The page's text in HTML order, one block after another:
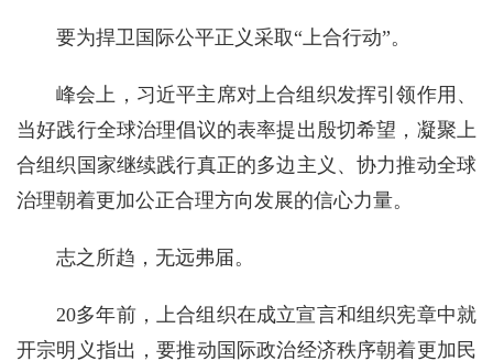
要为捍卫国际公平正义采取“上合行动”。
峰会上，习近平主席对上合组织发挥引领作用、
当好践行全球治理倡议的表率提出殷切希望，凝聚上
合组织国家继续践行真正的多边主义、协力推动全球
治理朝着更加公正合理方向发展的信心力量。
志之所趋，无远弗届。
20多年前，上合组织在成立宣言和组织宪章中就
开宗明义指出，要推动国际政治经济秩序朝着更加民